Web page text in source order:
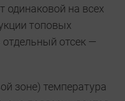
одинаковой на всех
топовых
отдельный отсек —
зоне) температура